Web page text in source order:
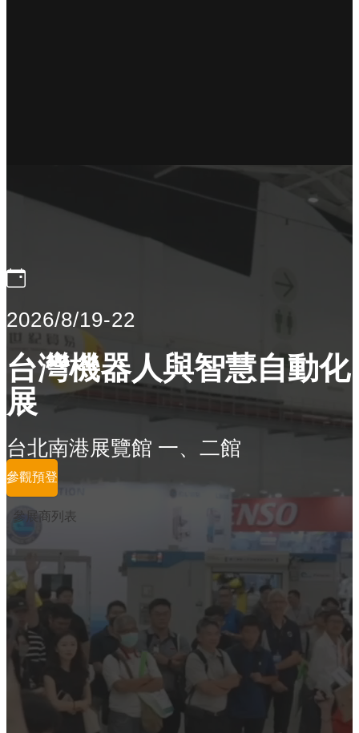
2026/8/19-22
台灣機器人與智慧自動化
展
台北南港展覽館 一、二館
參觀預登
參展商列表